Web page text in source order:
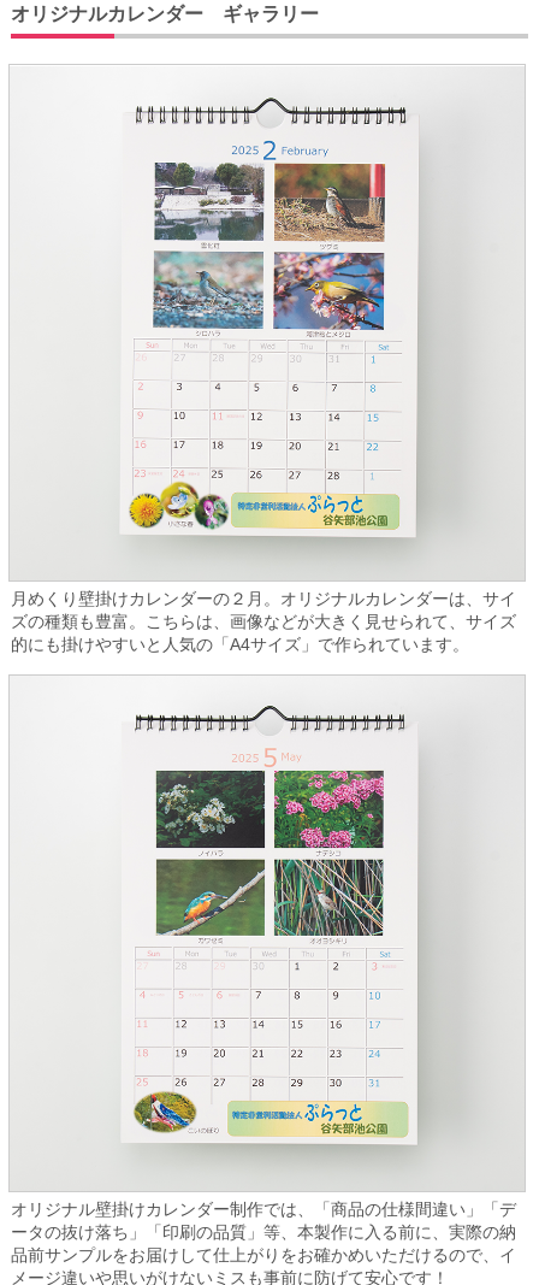
オリジナルカレンダー ギャラリー
月めくり壁掛けカレンダーの２月。オリジナルカレンダーは、サイ
ズの種類も豊富。こちらは、画像などが大きく見せられて、サイズ
的にも掛けやすいと人気の「A4サイズ」で作られています。
オリジナル壁掛けカレンダー制作では、「商品の仕様間違い」「デ
ータの抜け落ち」「印刷の品質」等、本製作に入る前に、実際の納
品前サンプルをお届けして仕上がりをお確かめいただけるので、イ
メージ違いや思いがけないミスも事前に防げて安心です！